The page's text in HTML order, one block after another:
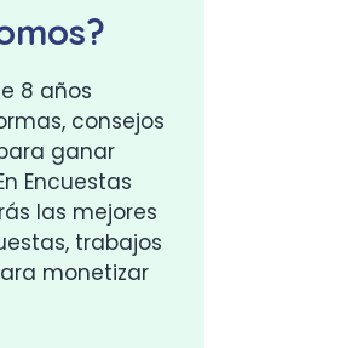
8 años
consejos
ganar
Encuestas
las mejores
trabajos
monetizar